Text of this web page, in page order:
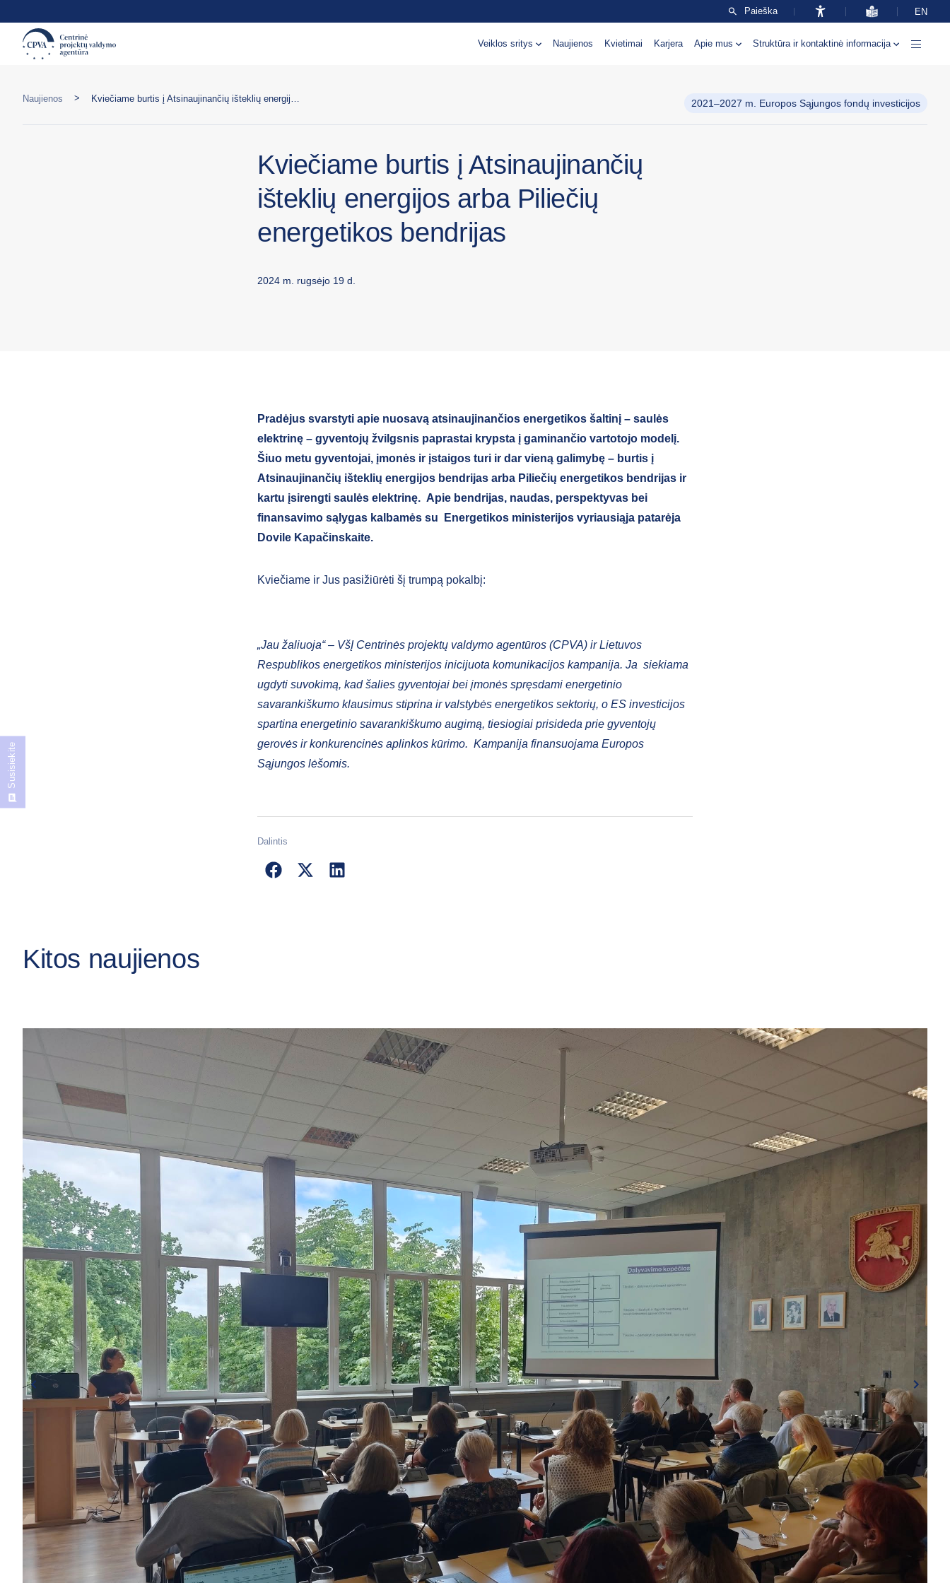
Paieška EN
Veiklos sritys Naujienos Kvietimai Karjera Apie mus Struktūra ir kontaktinė informacija
Naujienos > 2021–2027 m. Europos Sąjungos fondų investicijos
Kviečiame burtis į Atsinaujinančių
išteklių energijos arba Piliečių
energetikos bendrijas
2024 m. rugsėjo 19 d.
Pradėjus svarstyti apie nuosavą atsinaujinančios energetikos šaltinį – saulės
elektrinę – gyventojų žvilgsnis paprastai krypsta į gaminančio vartotojo modelį.
Šiuo metu gyventojai, įmonės ir įstaigos turi ir dar vieną galimybę – burtis į
Atsinaujinančių išteklių energijos bendrijas arba Piliečių energetikos bendrijas ir
kartu įsirengti saulės elektrinę. Apie bendrijas, naudas, perspektyvas bei
finansavimo sąlygas kalbamės su Energetikos ministerijos vyriausiąja patarėja
Dovile Kapačinskaite.
Kviečiame ir Jus pasižiūrėti šį trumpą pokalbį:
„Jau žaliuoja“ – VšĮ Centrinės projektų valdymo agentūros (CPVA) ir Lietuvos
Respublikos energetikos ministerijos inicijuota komunikacijos kampanija. Ja siekiama
ugdyti suvokimą, kad šalies gyventojai bei įmonės spręsdami energetinio
savarankiškumo klausimus stiprina ir valstybės energetikos sektorių, o ES investicijos
spartina energetinio savarankiškumo augimą, tiesiogiai prisideda prie gyventojų
gerovės ir konkurencinės aplinkos kūrimo. Kampanija finansuojama Europos
Sąjungos lėšomis.
Dalintis
Kitos naujienos
Susisiekite